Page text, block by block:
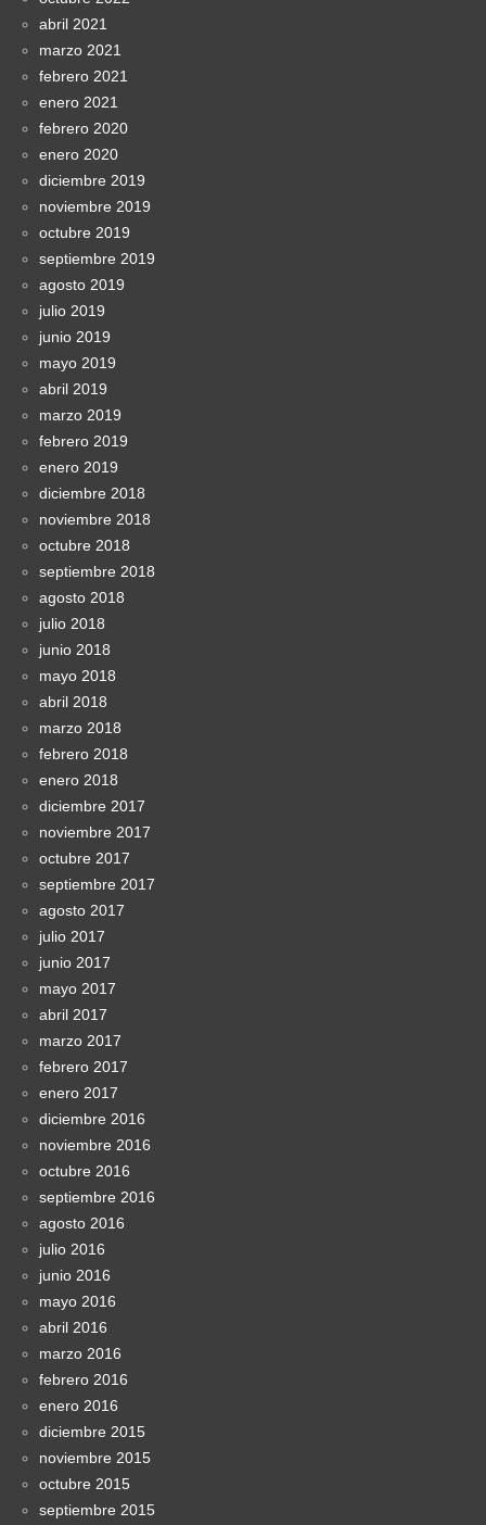
abril 2021
marzo 2021
febrero 2021
enero 2021
febrero 2020
enero 2020
diciembre 2019
noviembre 2019
octubre 2019
septiembre 2019
agosto 2019
julio 2019
junio 2019
mayo 2019
abril 2019
marzo 2019
febrero 2019
enero 2019
diciembre 2018
noviembre 2018
octubre 2018
septiembre 2018
agosto 2018
julio 2018
junio 2018
mayo 2018
abril 2018
marzo 2018
febrero 2018
enero 2018
diciembre 2017
noviembre 2017
octubre 2017
septiembre 2017
agosto 2017
julio 2017
junio 2017
mayo 2017
abril 2017
marzo 2017
febrero 2017
enero 2017
diciembre 2016
noviembre 2016
octubre 2016
septiembre 2016
agosto 2016
julio 2016
junio 2016
mayo 2016
abril 2016
marzo 2016
febrero 2016
enero 2016
diciembre 2015
noviembre 2015
octubre 2015
septiembre 2015